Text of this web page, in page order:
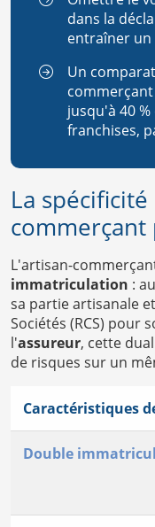
dans la
entraîner un
Un
jusqu'à 40
franchises,
La
commerçant
L'artisan-
immatriculation :
sa partie artisanale
Sociétés (RCS) pour
l'assureur, cette
de risques sur un
Caractéristiques
Double